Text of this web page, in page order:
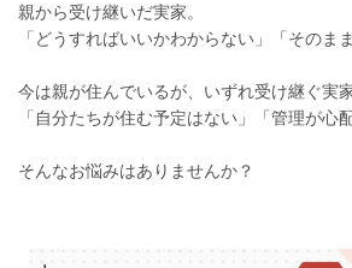
親から受け継いだ実家。
「どうすればいいかわからない」「そのま
今は親が住んでいるが、いずれ受け継ぐ実家
「自分たちが住む予定はない」「管理が心配
そんなお悩みはありませんか？